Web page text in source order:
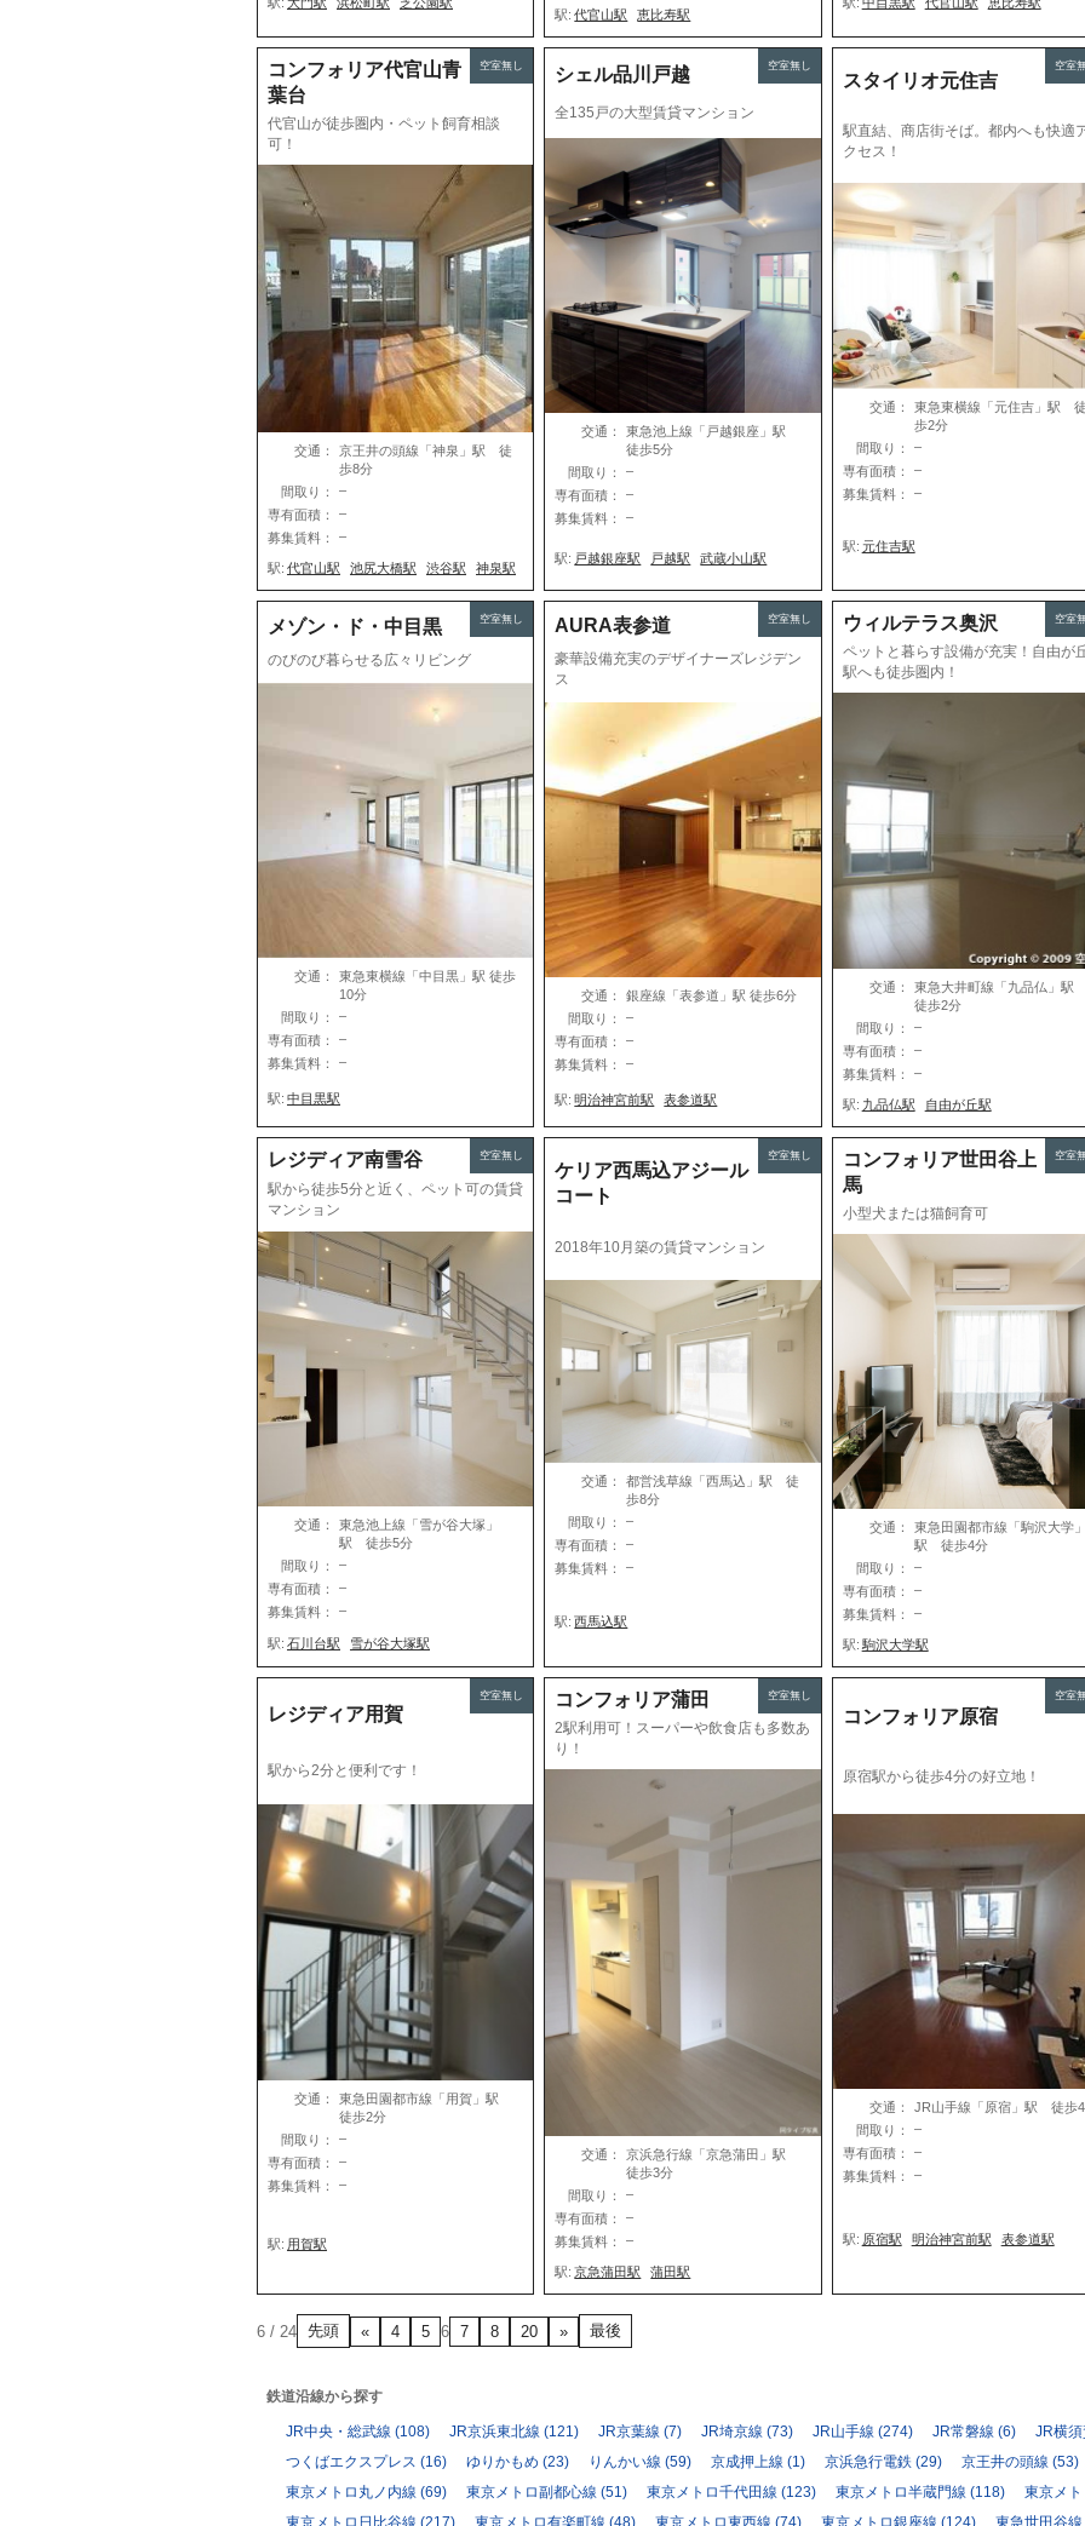
駅: 代官山駅 恵比寿駅
コンフォリア代官山青
葉台
代官山が徒歩圏内・ペット飼育相談
可！
交通：
京王井の頭線「神泉」駅 徒
歩8分
間取り：
–
専有面積：
–
募集賃料：
–
駅: 代官山駅 池尻大橋駅 渋谷駅 神泉駅
空室無し シェル品川戸越
全135戸の大型賃貸マンション
交通：
東急池上線「戸越銀座」駅
徒歩5分
間取り：
–
専有面積：
–
募集賃料：
–
駅: 戸越銀座駅 戸越駅 武蔵小山駅
空室無し
スタイリオ元住吉
駅直結、商店街そば。都内へも快適
クセス！
交通：
東急東横線「元住吉」駅
歩2分
間取り：
–
専有面積：
–
募集賃料：
–
駅: 元住吉駅
空室
メゾン・ド・中目黒
のびのび暮らせる広々リビング
交通：
東急東横線「中目黒」駅 徒歩
10分
間取り：
–
専有面積：
–
募集賃料：
–
駅: 中目黒駅
空室無し AURA表参道
豪華設備充実のデザイナーズレジデン
ス
交通：
銀座線「表参道」駅 徒歩6分
間取り：
–
専有面積：
–
募集賃料：
–
駅: 明治神宮前駅 表参道駅
空室無し ウィルテラス奥沢
ペットと暮らす設備が充実！自由が
駅へも徒歩圏内！
交通：
東急大井町線「九品仏」
徒歩2分
間取り：
–
専有面積：
–
募集賃料：
–
駅: 九品仏駅 自由が丘駅
空室
レジディア南雪谷
駅から徒歩5分と近く、ペット可の賃貸
マンション
交通：
東急池上線「雪が谷大塚」
駅 徒歩5分
間取り：
–
専有面積：
–
募集賃料：
–
駅: 石川台駅 雪が谷大塚駅
空室無し
ケリア西馬込アジール
コート
2018年10月築の賃貸マンション
交通：
都営浅草線「西馬込」駅 徒
歩8分
間取り：
–
専有面積：
–
募集賃料：
–
駅: 西馬込駅
空室無し
コンフォリア世田谷上
馬
小型犬または猫飼育可
交通：
東急田園都市線「駒沢大学
駅 徒歩4分
間取り：
–
専有面積：
–
募集賃料：
–
駅: 駒沢大学駅
空室
レジディア用賀
駅から2分と便利です！
交通：
東急田園都市線「用賀」駅
徒歩2分
間取り：
–
専有面積：
–
募集賃料：
–
駅: 用賀駅
空室無し コンフォリア蒲田
2駅利用可！スーパーや飲食店も多数あ
り！
交通：
京浜急行線「京急蒲田」駅
徒歩3分
間取り：
–
専有面積：
–
募集賃料：
–
駅: 京急蒲田駅 蒲田駅
空室無し
コンフォリア原宿
原宿駅から徒歩4分の好立地！
交通：
JR山手線「原宿」駅 徒歩
間取り：
–
専有面積：
–
募集賃料：
–
駅: 原宿駅 明治神宮前駅 表参道駅
空室
6 / 24 先頭 « 4 5 6 7 8 20 » 最後
鉄道沿線から探す
JR中央・総武線 (108) JR京浜東北線 (121) JR京葉線 (7) JR埼京線 (73) JR山手線 (274) JR常磐線 (6)
JR横
つくばエクスプレス (16) ゆりかもめ (23) りんかい線 (59) 京成押上線 (1) 京浜急行電鉄 (29) 京王井の頭線 (53)
東京メトロ丸ノ内線 (69) 東京メトロ副都心線 (51) 東京メトロ千代田線 (123) 東京メトロ半蔵門線 (118)
東京メ
東京メトロ日比谷線 (217) 東京メトロ有楽町線 (48) 東京メトロ東西線 (74) 東京メトロ銀座線 (124) 東急世田谷線